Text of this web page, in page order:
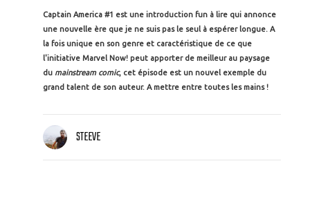
Captain America #1 est une introduction fun à lire qui annonce
une nouvelle ère que je ne suis pas le seul à espérer longue. A
la fois unique en son genre et caractéristique de ce que
l'initiative Marvel Now! peut apporter de meilleur au paysage
du mainstream comic, cet épisode est un nouvel exemple du
grand talent de son auteur. A mettre entre toutes les mains !
STEEVE